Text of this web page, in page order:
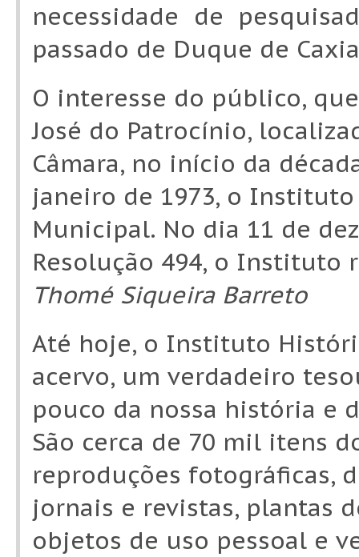
necessidade de
passado de Duque de
O interesse do público,
José do Patrocínio,
Câmara, no início da
janeiro de 1973, o
Municipal. No dia 11 de
Resolução 494, o Instituto
Thomé Siqueira Barreto
Até hoje, o Instituto
acervo, um verdadeiro
pouco da nossa história e
São cerca de 70 mil itens
reproduções fotográficas,
jornais e revistas, plantas
objetos de uso pessoal e